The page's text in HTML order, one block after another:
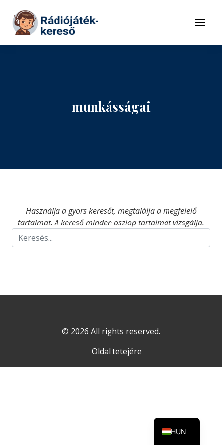
Tovább a tartalomhoz
Menü
munkásságai
Használja a gyors keresőt, megtalálja a megfelelő
tartalmat. A kereső minden oszlop tartalmát vizsgálja.
© 2026 All rights reserved.
Oldal tetejére
HUN